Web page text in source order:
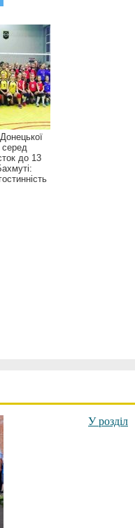
У розділ
серед
до 13